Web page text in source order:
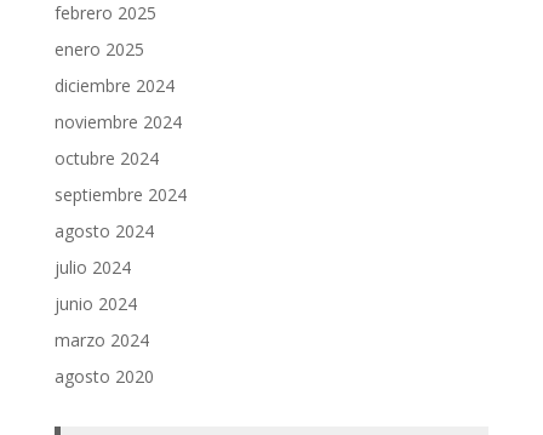
febrero 2025
enero 2025
diciembre 2024
noviembre 2024
octubre 2024
septiembre 2024
agosto 2024
julio 2024
junio 2024
marzo 2024
agosto 2020